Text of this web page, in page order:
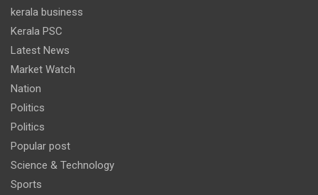
kerala business
Kerala PSC
Latest News
Market Watch
Nation
Politics
Politics
Popular post
Science & Technology
Sports